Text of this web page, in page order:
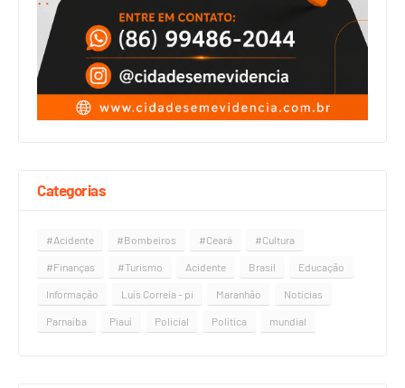
Categorias
#Acidente #Bombeiros #Ceará #Cultura
#Finanças #Turismo Acidente Brasil Educação
Informação Luís Correia - pi Maranhão Notícias
Parnaíba Piauí Policial Política mundial